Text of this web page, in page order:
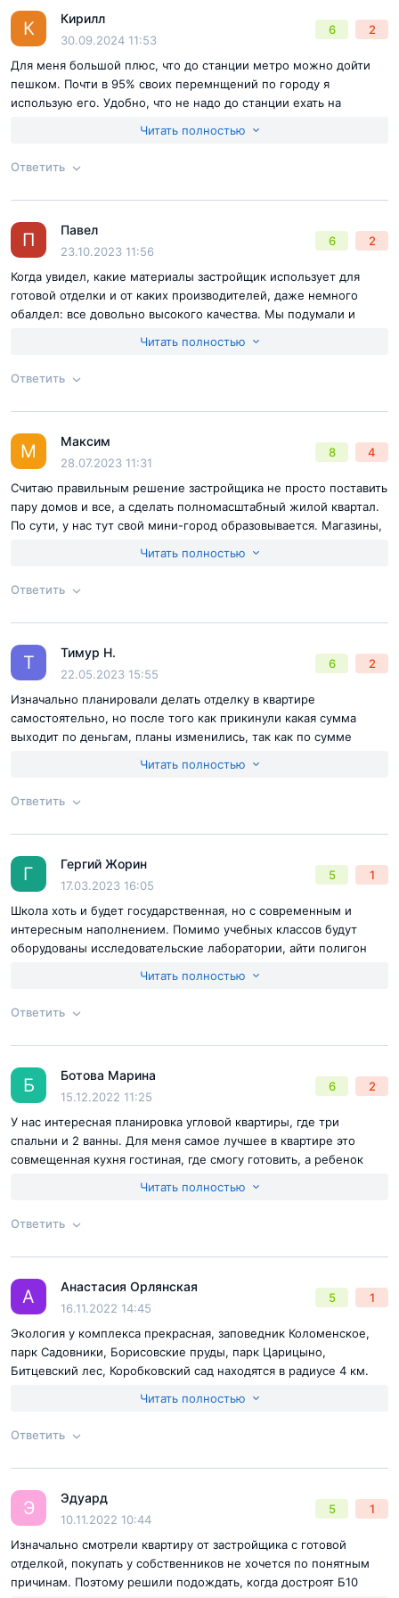
Согласен справилами публикации
Отправить комментарий
Ответ на отзыв
Согласен справилами публикациина сайте
Отправить комментарий
К Кирилл
30.09.2024 11:53
6 2
Для меня большой плюс, что до станции метро можно дойти
пешком. Почти в 95% своих перемнщений по городу я
использую его. Удобно, что не надо до станции ехать на
Читать полностью
Ответить
Ответ на отзыв
Согласен справилами публикациина сайте
Отправить комментарий
П Павел
23.10.2023 11:56
6 2
Когда увидел, какие материалы застройщик использует для
готовой отделки и от каких производителей, даже немного
обалдел: все довольно высокого качества. Мы подумали и
квартире, выйдет дороже. А у застройщика за счет большого
Читать полностью
Ответить
Ответ на отзыв
Согласен справилами публикациина сайте
Отправить комментарий
М Максим
28.07.2023 11:31
8 4
Считаю правильным решение застройщика не просто поставить
пару домов и все, а сделать полномасштабный жилой квартал.
По сути, у нас тут свой мини-город образовывается. Магазины,
школы на подходе, прогулочные зоны. Даже про собак не
Читать полностью
Ответить
Ответ на отзыв
Согласен справилами публикациина сайте
Отправить комментарий
Т Тимур Н.
22.05.2023 15:55
6 2
Изначально планировали делать отделку в квартире
самостоятельно, но после того как прикинули какая сумма
выходит по деньгам, планы изменились, так как по сумме
значительно меньше. Взяли бизнес в тёмном варианте,
Недостатки:Пока не нашли
Читать полностью
Ответить
Ответ на отзыв
Согласен справилами публикациина сайте
Отправить комментарий
Г Гергий Жорин
17.03.2023 16:05
5 1
Школа хоть и будет государственная, но с современным и
интересным наполнением. Помимо учебных классов будут
оборудованы исследовательские лаборатории, айти полигон
печати, моделирования и испытания своих устройств, зал
Читать полностью
Ответить
Ответ на отзыв
Согласен справилами публикациина сайте
Отправить комментарий
Б Ботова Марина
15.12.2022 11:25
6 2
У нас интересная планировка угловой квартиры, где три
спальни и 2 ванны. Для меня самое лучшее в квартире это
совмещенная кухня гостиная, где смогу готовить, а ребенок
Читать полностью
Ответить
Ответ на отзыв @Ботова Марина
Согласен справилами публикациина сайте
Отправить комментарий
А Анастасия Орлянская
16.11.2022 14:45
5 1
Экология у комплекса прекрасная, заповедник Коломенское,
парк Садовники, Борисовские пруды, парк Царицыно,
Битцевский лес, Коробковский сад находятся в радиусе 4 км.
выходные. Да и внутри самого комплекса будет достаточно
Читать полностью
Ответить
Ответ на отзыв
Э Эдуард
10.11.2022 10:44
5 1
Изначально смотрели квартиру от застройщика с готовой
отделкой, покупать у собственников не хочется по понятным
причинам. Поэтому решили подождать, когда достроят Б10